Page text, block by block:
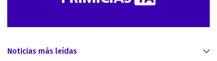
Noticias más leídas